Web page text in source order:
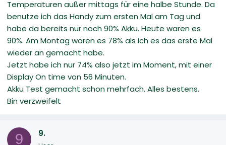
Temperaturen außer mittags für eine halbe Stunde. Da
benutze ich das Handy zum ersten Mal am Tag und
habe da bereits nur noch 90% Akku. Heute waren es
90%. Am Montag waren es 78% als ich es das erste Mal
wieder an gemacht habe.
Jetzt habe ich nur 74% also jetzt im Moment, mit einer
Display On time von 56 Minuten.
Akku Test gemacht schon mehrfach. Alles bestens.
Bin verzweifelt
9 9.